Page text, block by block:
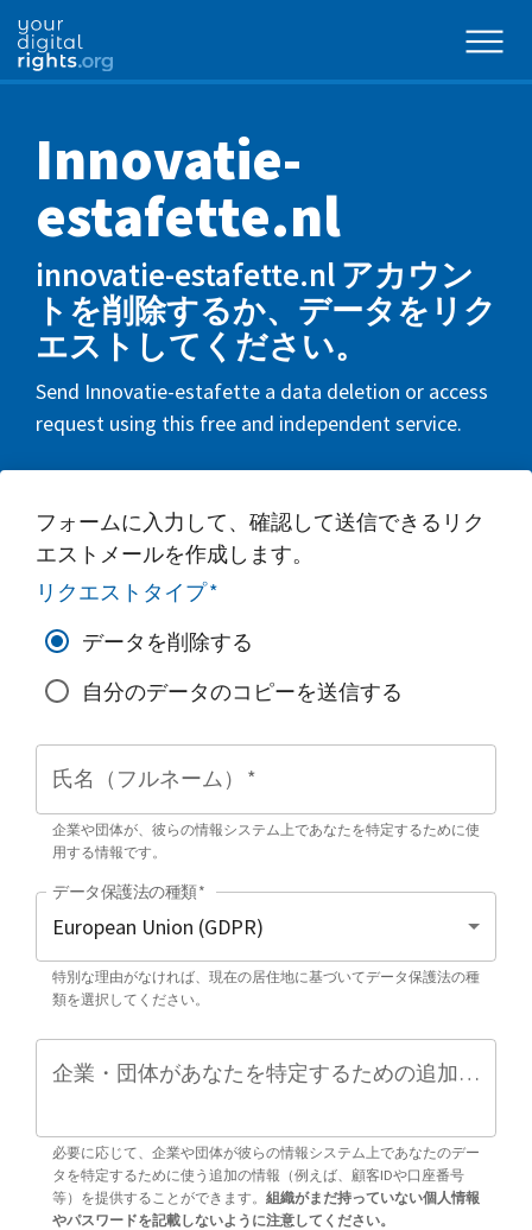
Innovatie-
estafette.nl
innovatie-estafette.nl アカウン
トを削除するか、データをリク
エストしてください。
Send Innovatie-estafette a data deletion or access
request using this free and independent service.
フォームに入力して、確認して送信できるリク
エストメールを作成します。
リクエストタイプ*
データを削除する
自分のデータのコピーを送信する
氏名（フルネーム） *
企業や団体が、彼らの情報システム上であなたを特定するために使
用する情報です。
データ保護法の種類*
特別な理由がなければ、現在の居住地に基づいてデータ保護法の種
類を選択してください。
企業・団体があなたを特定するための追加情報（任意）
必要に応じて、企業や団体が彼らの情報システム上であなたのデー
タを特定するために使う追加の情報（例えば、顧客IDや口座番号
等）を提供することができます。 組織がまだ持っていない個人情報
やパスワードを記載しないように注意してください。